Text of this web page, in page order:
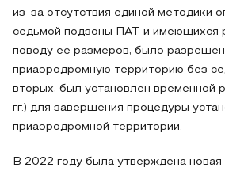
из-за отсутствия единой методики
седьмой подзоны ПАТ и имеющихся
поводу ее размеров, было
приаэродромную территорию без
вторых, был установлен временной
гг.) для завершения процедуры
приаэродромной территории.
В 2022 году была утверждена новая